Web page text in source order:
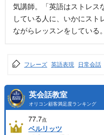
気講師。「英語はストレス
している人に、いかにスト
ながらレッスンをしている。
フレーズ 英語表現 日常会話
英会話教室
オリコン顧客満足度ランキング
77.7点
ベルリッツ